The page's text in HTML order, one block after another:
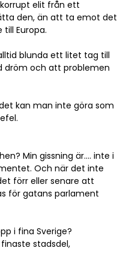
elit från ett
den, än att ta emot det
Europa.
blunda ett litet tag till
dröm och att problemen
kan man inte göra som
Min gissning är…. inte i
Och när det inte
förr eller senare att
för gatans parlament
i fina Sverige?
stadsdel,